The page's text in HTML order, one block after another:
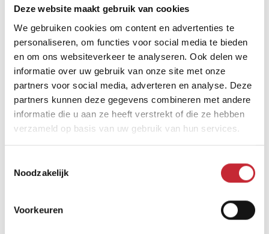
Deze website maakt gebruik van cookies
We gebruiken cookies om content en advertenties te
personaliseren, om functies voor social media te bieden
en om ons websiteverkeer te analyseren. Ook delen we
informatie over uw gebruik van onze site met onze
partners voor social media, adverteren en analyse. Deze
partners kunnen deze gegevens combineren met andere
informatie die u aan ze heeft verstrekt of die ze hebben
verzameld op basis van uw gebruik van hun services.
Noodzakelijk
Voorkeuren
Zoek uw dichtsbijzijnde
dealer in ons netwerk
Vind een dealer
Vergelijkbare producten